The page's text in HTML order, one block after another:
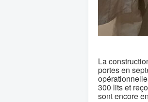
La
portes en
300 lits et
sont encore